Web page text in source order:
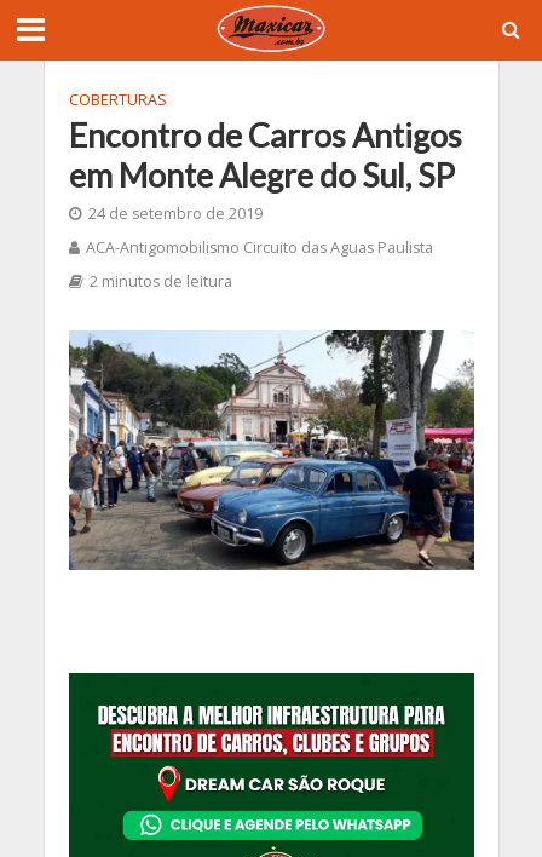
COBERTURAS
Encontro de Carros Antigos
em Monte Alegre do Sul, SP
24 de setembro de 2019
ACA-Antigomobilismo Circuito das Aguas Paulista
2 minutos de leitura